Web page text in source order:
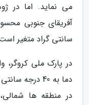
می نماید. اما در
سانتی گراد متغیر
در پارک ملی کروگر،
دما به 40
در منطقه ها